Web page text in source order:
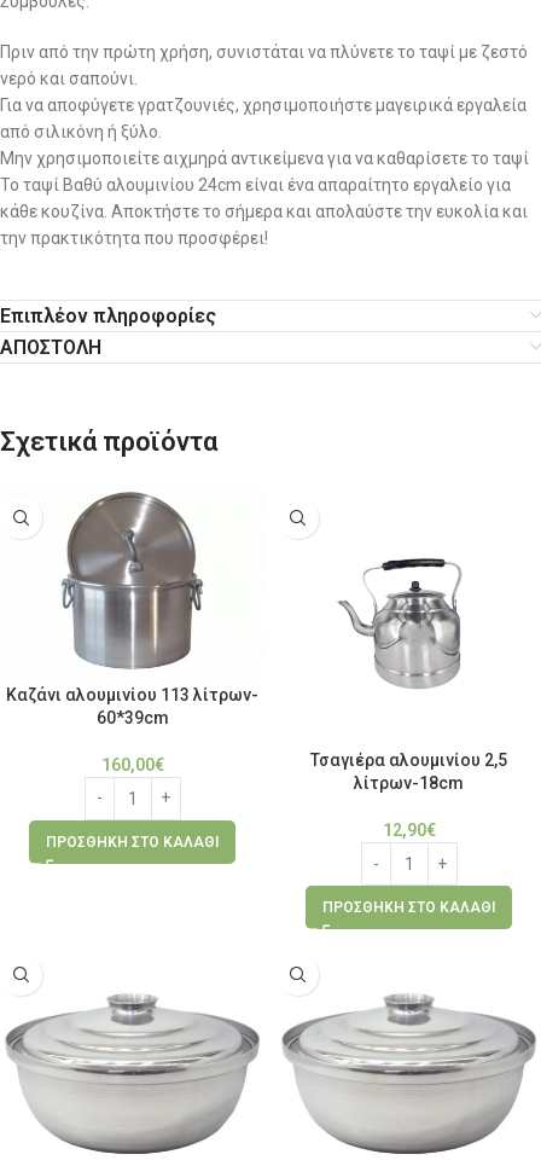
Πριν από την πρώτη χρήση, συνιστάται να πλύνετε το ταψί με ζεστό
νερό και σαπούνι.
Για να αποφύγετε γρατζουνιές, χρησιμοποιήστε μαγειρικά εργαλεία
από σιλικόνη ή ξύλο.
Μην χρησιμοποιείτε αιχμηρά αντικείμενα για να καθαρίσετε το ταψί
Το ταψί Βαθύ αλουμινίου 24cm είναι ένα απαραίτητο εργαλείο για
κάθε κουζίνα. Αποκτήστε το σήμερα και απολαύστε την ευκολία και
την πρακτικότητα που προσφέρει!
Επιπλέον πληροφορίες
ΑΠΟΣΤΟΛΗ
Σχετικά προϊόντα
Καζάνι αλουμινίου 113 λίτρων-
60*39cm
160,00€
ΠΡΟΣΘΉΚΗ ΣΤΟ ΚΑΛΆΘΙ
Τσαγιέρα αλουμινίου 2,5
λίτρων-18cm
12,90€
ΠΡΟΣΘΉΚΗ ΣΤΟ ΚΑΛΆΘΙ